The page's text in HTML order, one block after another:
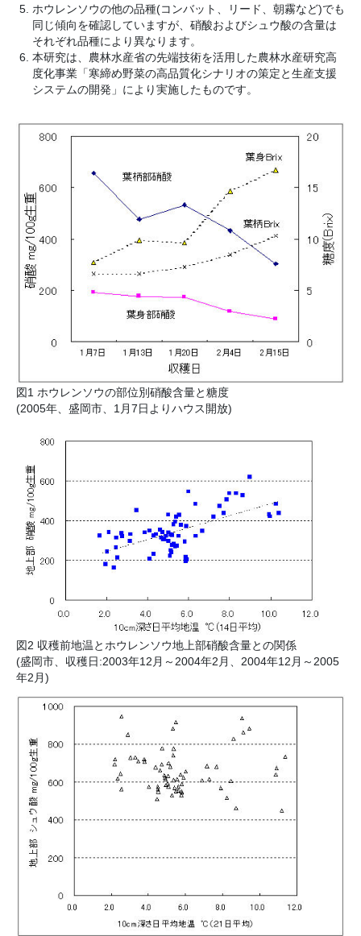
ホウレンソウの他の品種(コンバット、リード、朝霧など)でも
同じ傾向を確認していますが、硝酸およびシュウ酸の含量は
それぞれ品種により異なります。
本研究は、農林水産省の先端技術を活用した農林水産研究高
度化事業「寒締め野菜の高品質化シナリオの策定と生産支援
システムの開発」により実施したものです。
図1 ホウレンソウの部位別硝酸含量と糖度
(2005年、盛岡市、1月7日よりハウス開放)
図2 収穫前地温とホウレンソウ地上部硝酸含量との関係
(盛岡市、収穫日:2003年12月～2004年2月、2004年12月～2005
年2月)